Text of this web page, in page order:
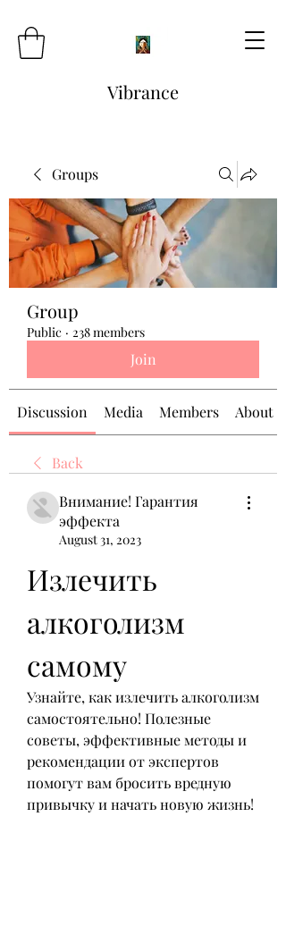
Vibrance
Groups
Group
Public · 238 members
Join
Discussion Media Members About
Back
Внимание! Гарантия
эффекта
August 31, 2023
Излечить
алкоголизм
самому
Узнайте, как излечить алкоголизм
самостоятельно! Полезные
советы, эффективные методы и
рекомендации от экспертов
помогут вам бросить вредную
привычку и начать новую жизнь!